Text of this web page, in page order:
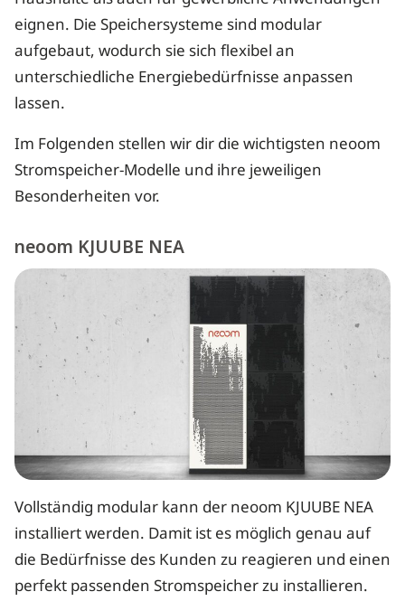
eignen. Die Speichersysteme sind modular
aufgebaut, wodurch sie sich flexibel an
unterschiedliche Energiebedürfnisse anpassen
lassen.
Im Folgenden stellen wir dir die wichtigsten neoom
Stromspeicher-Modelle und ihre jeweiligen
Besonderheiten vor.
neoom KJUUBE NEA
Vollständig modular kann der neoom KJUUBE NEA
installiert werden. Damit ist es möglich genau auf
die Bedürfnisse des Kunden zu reagieren und einen
perfekt passenden Stromspeicher zu installieren.